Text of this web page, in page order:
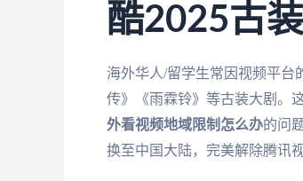
酷2025古
海外华人/留学生常因视频平台
传》《雨霖铃》等古装大剧。
外看视频地域限制怎么办的问
换至中国大陆，完美解除腾讯